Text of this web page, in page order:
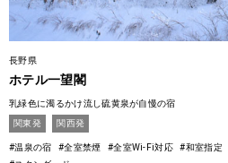
長野県
ホテル一望閣
乳緑色に濁るかけ流し硫黄泉が自慢の宿
関東発
関西発
#温泉の宿 #全室禁煙 #全室Wi-Fi対応 #和室指定